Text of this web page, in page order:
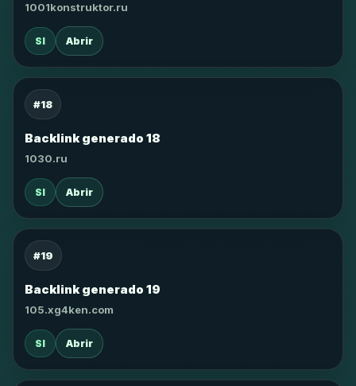
1001konstruktor.ru
SI Abrir
#18
Backlink generado 18
1030.ru
SI Abrir
#19
Backlink generado 19
105.xg4ken.com
SI Abrir